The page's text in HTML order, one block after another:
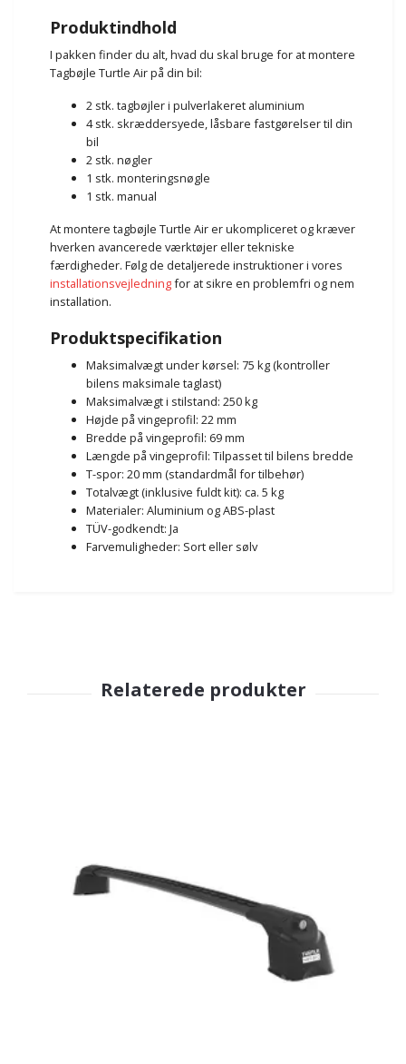
Produktindhold
I pakken finder du alt, hvad du skal bruge for at montere
Tagbøjle Turtle Air på din bil:
2 stk. tagbøjler i pulverlakeret aluminium
4 stk. skræddersyede, låsbare fastgørelser til din
bil
2 stk. nøgler
1 stk. monteringsnøgle
1 stk. manual
At montere tagbøjle Turtle Air er ukompliceret og kræver
hverken avancerede værktøjer eller tekniske
færdigheder. Følg de detaljerede instruktioner i vores
installationsvejledningfor at sikre en problemfri og nem
installation.
Produktspecifikation
Maksimalvægt under kørsel: 75 kg (kontroller
bilens maksimale taglast)
Maksimalvægt i stilstand: 250 kg
Højde på vingeprofil: 22 mm
Bredde på vingeprofil: 69 mm
Længde på vingeprofil: Tilpasset til bilens bredde
T-spor: 20 mm (standardmål for tilbehør)
Totalvægt (inklusive fuldt kit): ca. 5 kg
Materialer: Aluminium og ABS-plast
TÜV-godkendt: Ja
Farvemuligheder: Sort eller sølv